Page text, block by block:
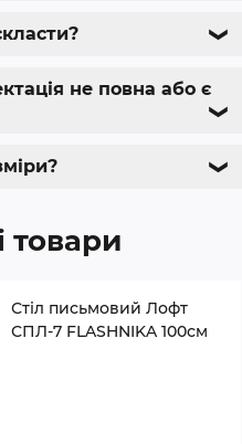
❯
не повна або є
❯
❯
товари
Стіл письмовий Лофт
СПЛ-7 FLASHNIKA 100см